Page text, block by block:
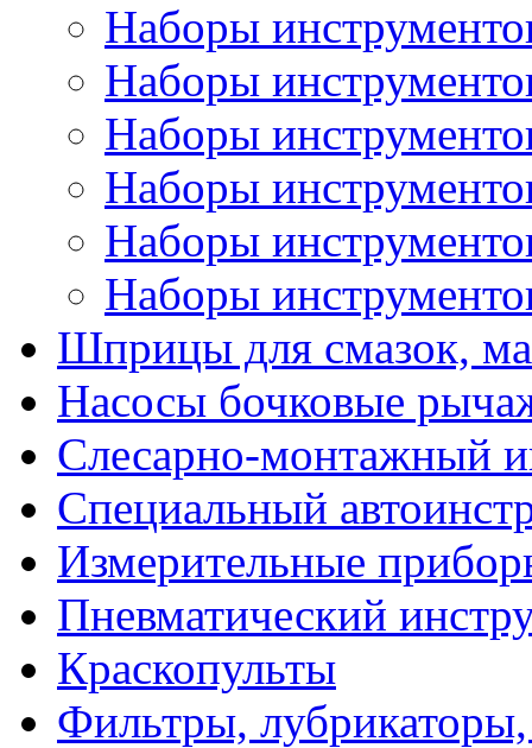
Наборы
Наборы
Наборы
Наборы
Наборы
Наборы
Шприцы для смазок,
Насосы бочковые
Слесарно-монтажный
Специальный
Измерительные
Пневматический
Краскопульты
Фильтры,